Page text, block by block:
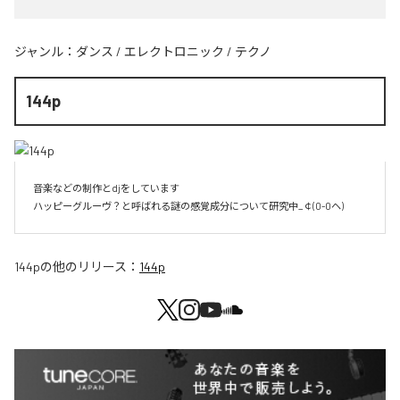
ジャンル： ダンス / エレクトロニック / テクノ
144p
音楽などの制作とdjをしています
ハッピーグルーヴ？と呼ばれる謎の感覚成分について研究中_￠(0-0ヘ)
144pの他のリリース： 144p